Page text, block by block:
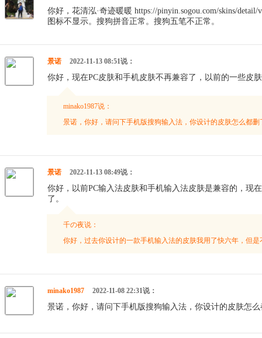
你好，花清泓·奇迹暖暖 https://pinyin.sogou.com/skins/
图标不显示。搜狗拼音正常。搜狗五笔不正常。
景诺 2022-11-13 08:51说：
你好，现在PC皮肤和手机皮肤不再兼容了，以前的一些皮
minako1987说：
景诺，你好，请问下手机版搜狗输入法，你设计的皮肤怎么都删
景诺 2022-11-13 08:49说：
你好，以前PC输入法皮肤和手机输入法皮肤是兼容的，现
了。
千の夜说：
你好，过去你设计的一款手机输入法的皮肤我用了快六年，但
minako1987 2022-11-08 22:31说：
景诺，你好，请问下手机版搜狗输入法，你设计的皮肤怎